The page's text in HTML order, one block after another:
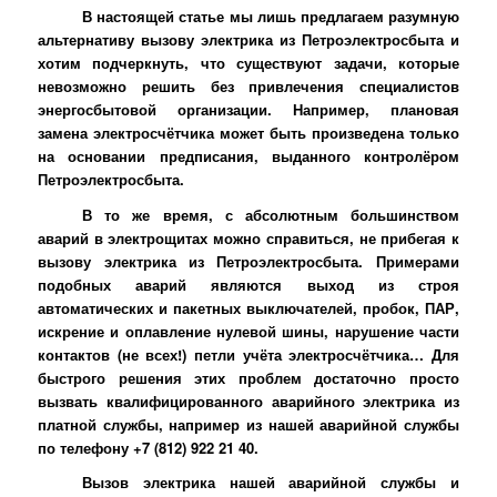
В настоящей статье мы лишь предлагаем разумную
альтернативу вызову электрика из Петроэлектросбыта и
хотим подчеркнуть, что существуют задачи, которые
невозможно решить без привлечения специалистов
энергосбытовой организации. Например, плановая
замена электросчётчика может быть произведена только
на основании предписания, выданного контролёром
Петроэлектросбыта.
В то же время, с абсолютным большинством
аварий в электрощитах можно справиться, не прибегая к
вызову электрика из Петроэлектросбыта. Примерами
подобных аварий являются выход из строя
автоматических и пакетных выключателей, пробок, ПАР,
искрение и оплавление нулевой шины, нарушение части
контактов (не всех!) петли учёта электросчётчика… Для
быстрого решения этих проблем достаточно просто
вызвать квалифицированного аварийного электрика из
платной службы, например из нашей аварийной службы
по телефону +7 (812) 922 21 40.
Вызов электрика нашей аварийной службы и